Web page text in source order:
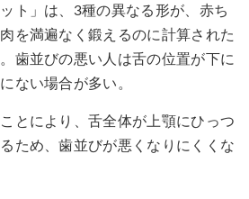
ト」は、3種の異なる形が、赤ち
を満遍なく鍛えるのに計算された
歯並びの悪い人は舌の位置が下に
ない場合が多い。
とにより、舌全体が上顎にひっつ
ため、歯並びが悪くなりにくくな